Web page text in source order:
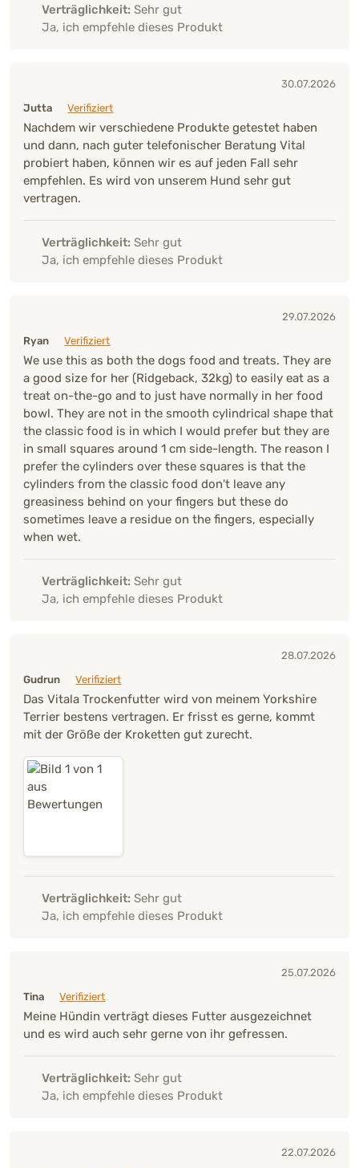
Verträglichkeit: Sehr gut
Ja, ich empfehle dieses Produkt
30.07.2026
Jutta
Verifiziert
Nachdem wir verschiedene Produkte getestet haben
und dann, nach guter telefonischer Beratung Vital
probiert haben, können wir es auf jeden Fall sehr
empfehlen. Es wird von unserem Hund sehr gut
vertragen.
Verträglichkeit: Sehr gut
Ja, ich empfehle dieses Produkt
29.07.2026
Ryan
Verifiziert
We use this as both the dogs food and treats. They are
a good size for her (Ridgeback, 32kg) to easily eat as a
treat on-the-go and to just have normally in her food
bowl. They are not in the smooth cylindrical shape that
the classic food is in which I would prefer but they are
in small squares around 1 cm side-length. The reason I
prefer the cylinders over these squares is that the
cylinders from the classic food don't leave any
greasiness behind on your fingers but these do
sometimes leave a residue on the fingers, especially
when wet.
Verträglichkeit: Sehr gut
Ja, ich empfehle dieses Produkt
28.07.2026
Gudrun
Verifiziert
Das Vitala Trockenfutter wird von meinem Yorkshire
Terrier bestens vertragen. Er frisst es gerne, kommt
mit der Größe der Kroketten gut zurecht.
Verträglichkeit: Sehr gut
Ja, ich empfehle dieses Produkt
25.07.2026
Tina
Verifiziert
Meine Hündin verträgt dieses Futter ausgezeichnet
und es wird auch sehr gerne von ihr gefressen.
Verträglichkeit: Sehr gut
Ja, ich empfehle dieses Produkt
22.07.2026